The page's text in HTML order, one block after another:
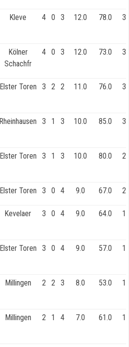
Kleve 4 0 3 12.0 78.0
Kölner
Schachfr
4 0 3 12.0 73.0
Elster Toren 3 2 2 11.0 76.0
Rheinhausen 3 1 3 10.0 85.0
Elster Toren 3 1 3 10.0 80.0
Elster Toren 3 0 4 9.0 67.0
Kevelaer 3 0 4 9.0 64.0
Elster Toren 3 0 4 9.0 57.0
Millingen 2 2 3 8.0 53.0
Millingen 2 1 4 7.0 61.0